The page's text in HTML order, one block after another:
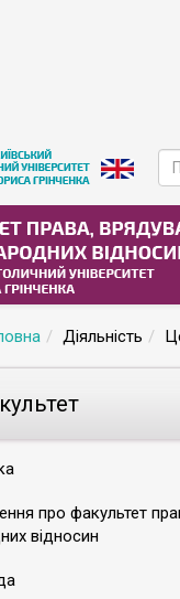
Діяльність
про факультет
відносин